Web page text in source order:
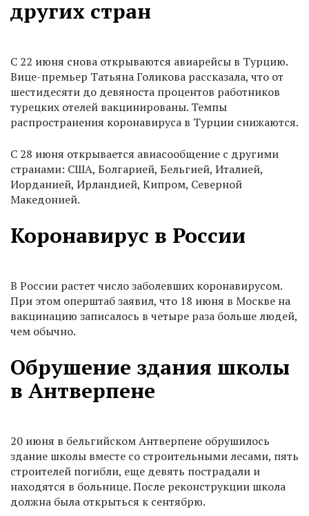
других стран
С 22 июня снова открываются авиарейсы в Турцию.
Вице-премьер Татьяна Голикова рассказала, что от
шестидесяти до девяноста процентов работников
турецких отелей вакцинированы. Темпы
распространения коронавируса в Турции снижаются.
С 28 июня открывается авиасообщение с другими
странами: США, Болгарией, Бельгией, Италией,
Иорданией, Ирландией, Кипром, Северной
Македонией.
Коронавирус в России
В России растет число заболевших коронавирусом.
При этом оперштаб заявил, что 18 июня в Москве на
вакцинацию записалось в четыре раза больше людей,
чем обычно.
Обрушение здания школы
в Антверпене
20 июня в бельгийском Антверпене обрушилось
здание школы вместе со строительными лесами, пять
строителей погибли, еще девять пострадали и
находятся в больнице. После реконструкции школа
должна была открыться к сентябрю.